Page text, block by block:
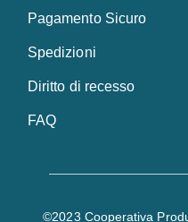
Pagamento Sicuro
Spedizioni
Diritto di recesso
FAQ
©2023 Cooperativa